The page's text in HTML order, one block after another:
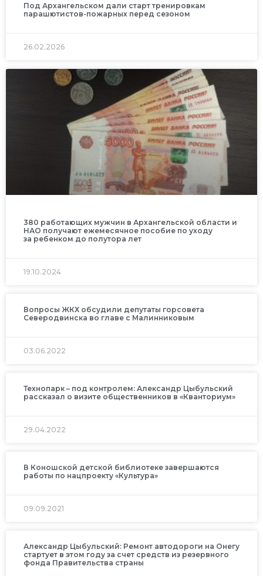
Под Архангельском дали старт тренировкам
парашютистов-пожарных перед сезоном
26.02.2026
380 работающих мужчин в Архангельской области и
НАО получают ежемесячное пособие по уходу
за ребенком до полутора лет
19.10.2024
Вопросы ЖКХ обсудили депутаты горсовета
Северодвинска во главе с Малинниковым
03.06.2022
Технопарк – под контролем: Александр Цыбульский
рассказал о визите общественников в «Кванториум»
29.04.2022
В Коношской детской библиотеке завершаются
работы по нацпроекту «Культура»
09.09.2021
Александр Цыбульский: Ремонт автодороги на Онегу
стартует в этом году за счет средств из резервного
фонда Правительства страны